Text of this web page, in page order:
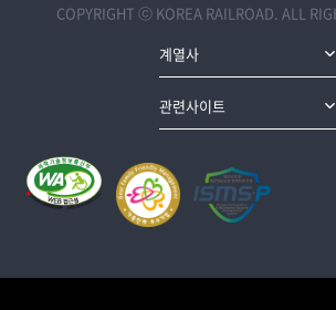
COPYRIGHT ⓒ KOREA RAILROAD. ALL
계열사
관련사이트